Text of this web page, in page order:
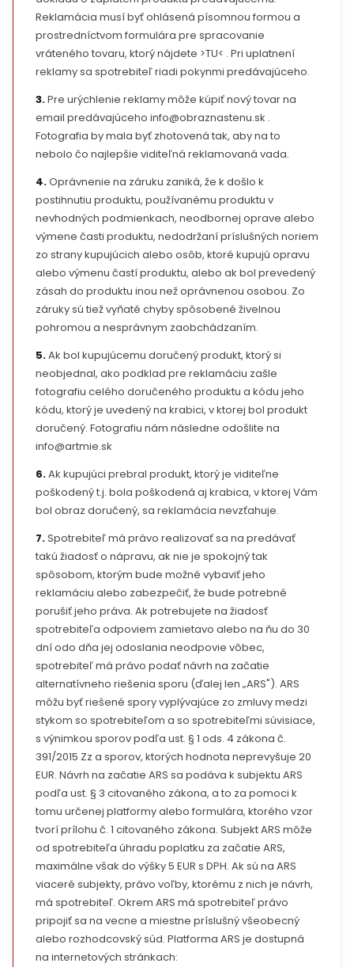
Reklamácia musí byť ohlásená písomnou formou a
prostredníctvom formulára pre spracovanie
vráteného tovaru, ktorý nájdete >TU< . Pri uplatnení
reklamy sa spotrebiteľ riadi pokynmi predávajúceho.
3.Pre urýchlenie reklamy môže kúpiť nový tovar na
email predávajúceho info@obraznastenu.sk .
Fotografia by mala byť zhotovená tak, aby na to
nebolo čo najlepšie viditeľná reklamovaná vada.
4.Oprávnenie na záruku zaniká, že k došlo k
postihnutiu produktu, používanému produktu v
nevhodných podmienkach, neodbornej oprave alebo
výmene časti produktu, nedodržaní príslušných noriem
zo strany kupujúcich alebo osôb, ktoré kupujú opravu
alebo výmenu častí produktu, alebo ak bol prevedený
zásah do produktu inou než oprávnenou osobou. Zo
záruky sú tiež vyňaté chyby spôsobené živelnou
pohromou a nesprávnym zaobchádzaním.
5.Ak bol kupujúcemu doručený produkt, ktorý si
neobjednal, ako podklad pre reklamáciu zašle
fotografiu celého doručeného produktu a kódu jeho
kódu, ktorý je uvedený na krabici, v ktorej bol produkt
doručený. Fotografiu nám následne odošlite na
info@artmie.sk
6.Ak kupujúci prebral produkt, ktorý je viditeľne
poškodený t.j. bola poškodená aj krabica, v ktorej Vám
bol obraz doručený, sa reklamácia nevzťahuje.
7.Spotrebiteľ má právo realizovať sa na predávať
takú žiadosť o nápravu, ak nie je spokojný tak
spôsobom, ktorým bude možné vybaviť jeho
reklamáciu alebo zabezpečiť, že bude potrebné
porušiť jeho práva. Ak potrebujete na žiadosť
spotrebiteľa odpoviem zamietavo alebo na ňu do 30
dní odo dňa jej odoslania neodpovie vôbec,
spotrebiteľ má právo podať návrh na začatie
alternatívneho riešenia sporu (ďalej len „ARS"). ARS
môžu byť riešené spory vyplývajúce zo zmluvy medzi
stykom so spotrebiteľom a so spotrebiteľmi súvisiace,
s výnimkou sporov podľa ust. § 1 ods. 4 zákona č.
391/2015 Zz a sporov, ktorých hodnota neprevyšuje 20
EUR. Návrh na začatie ARS sa podáva k subjektu ARS
podľa ust. § 3 citovaného zákona, a to za pomoci k
tomu určenej platformy alebo formulára, ktorého vzor
tvorí prílohu č. 1 citovaného zákona. Subjekt ARS môže
od spotrebiteľa úhradu poplatku za začatie ARS,
maximálne však do výšky 5 EUR s DPH. Ak sú na ARS
viaceré subjekty, právo voľby, ktorému z nich je návrh,
má spotrebiteľ. Okrem ARS má spotrebiteľ právo
pripojiť sa na vecne a miestne príslušný všeobecný
alebo rozhodcovský súd. Platforma ARS je dostupná
na internetových stránkach: